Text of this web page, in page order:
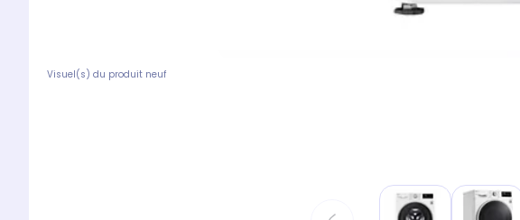
Visuel(s) du produit neuf